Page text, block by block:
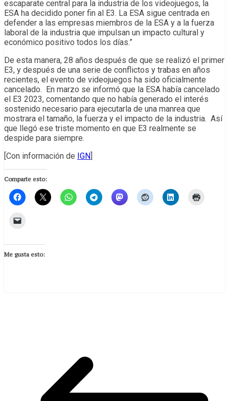
escaparate central para la industria de los videojuegos, la
ESA ha decidido poner fin al E3. La ESA sigue centrada en
defender a las empresas miembros de la ESA y a la fuerza
laboral de la industria que impulsan un impacto cultural y
económico positivo todos los días.”
De esta manera, 28 años después de que se realizó el primer
E3, y después de una serie de conflictos y trabas en años
recientes, el evento de videojuegos ha sido oficialmente
cancelado. En marzo se informó que la ESA había cancelado
el E3 2023, comentando que no había generado el interés
sostenido necesario para ejecutarla de una manrea que
mostrara el tamaño, la fuerza y el impacto de la industria. Así
que llegó ese triste momento en que E3 realmente se
despide para siempre.
[Con información de IGN
Comparte esto:
Me gusta esto: